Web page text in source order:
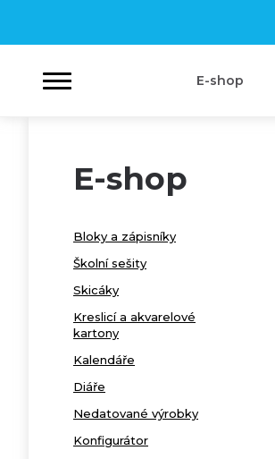
E-shop
E-shop
Bloky a zápisníky
Školní sešity
Skicáky
Kreslicí a akvarelové
kartony
Kalendáře
Diáře
Nedatované výrobky
Konfigurátor